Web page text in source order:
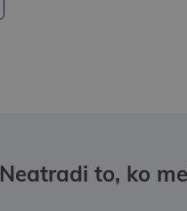
Neatradi to, ko